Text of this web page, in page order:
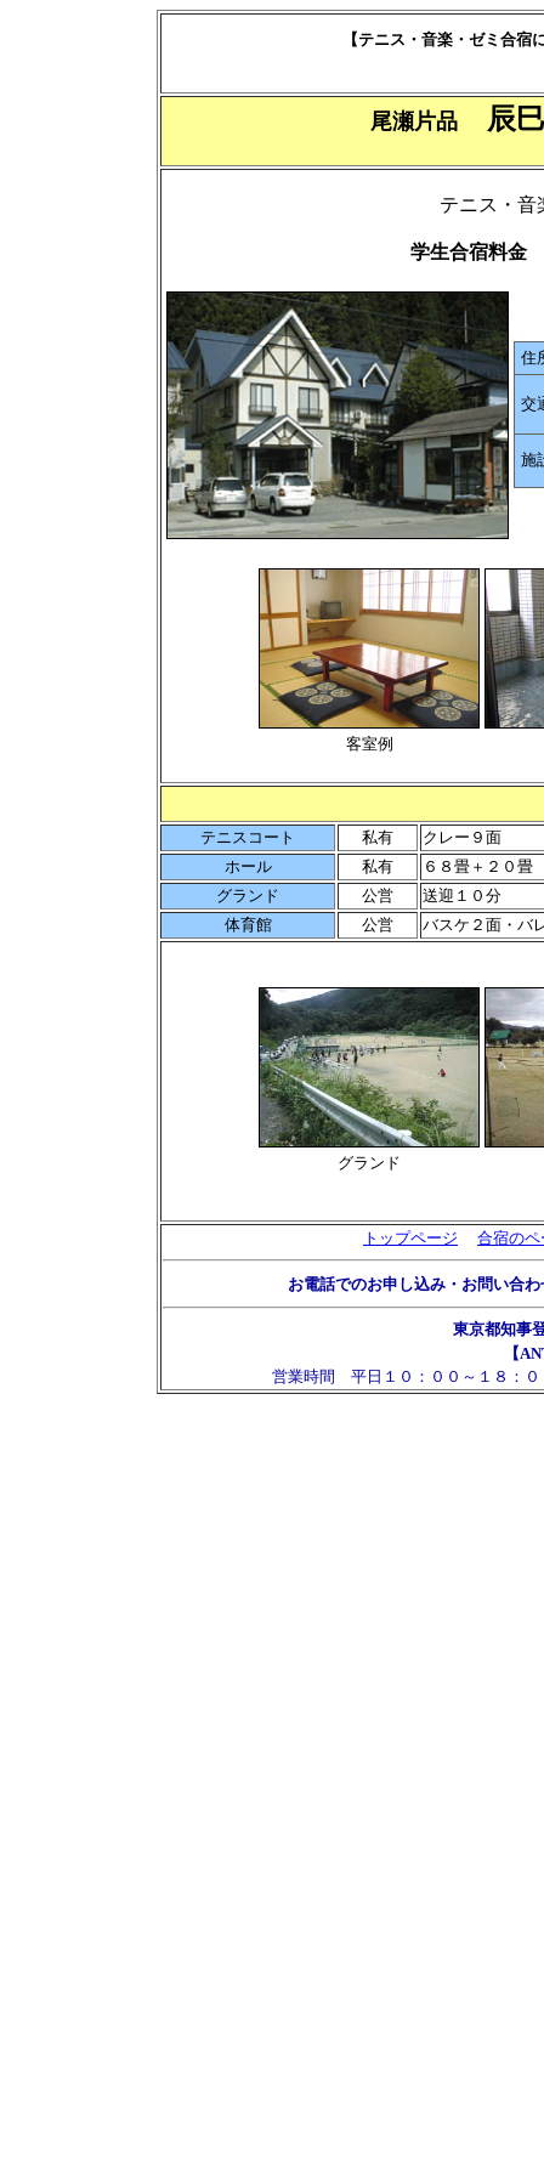
【テニス・音楽・ゼミ合
尾瀬片品 辰
テニス・音
学生合宿料金
住
交
施
客室例
テニスコート 私有
クレー９面
ホール
私有
６８畳＋２０畳
グランド
公営
送迎１０分
体育館
公営 バスケ２面・バ
グランド
トップページ 合宿のペ
お電話でのお申し込み・お問い合わ
東京都知事
【
営業時間 平日１０：００～１８：